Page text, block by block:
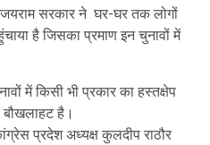
जयराम सरकार ने घर-घर तक लोगों
है जिसका प्रमाण इन चुनावों में
में किसी भी प्रकार का हस्तक्षेप
बौखलाहट है।
प्रदेश अध्यक्ष कुलदीप राठौर